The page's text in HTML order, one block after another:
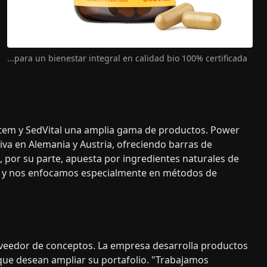
...para un bienestar integral en calidad bio 100% certificada
y SedVital una amplia gama de productos. Power
en Alemania y Austria, ofreciendo barras de
su parte, apuesta por ingredientes naturales de
nos enfocamos especialmente en métodos de
de conceptos. La empresa desarrolla productos
desean ampliar su portafolio. "Trabajamos